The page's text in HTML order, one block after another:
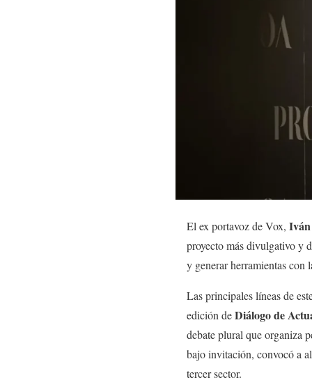
El ex portavoz de Vox, Iván
proyecto más divulgativo y
y generar herramientas con
Las principales líneas de
edición deDiálogo de
debate plural que organiza
bajo invitación, convocó a
tercer sector.